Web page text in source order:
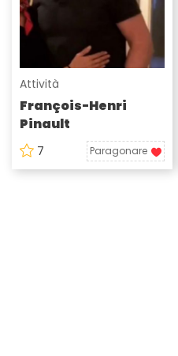
Attività
François-Henri
Pinault
7 Paragonare